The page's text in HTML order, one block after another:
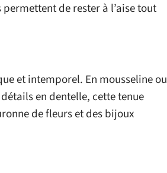
de rester à l’aise tout
et intemporel. En mousseline ou
en dentelle, cette tenue
de fleurs et des bijoux